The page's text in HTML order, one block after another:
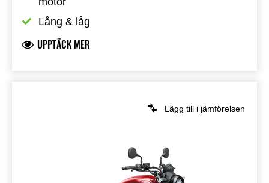
Lång & låg
UPPTÄCK MER
Lägg till i jämförelsen